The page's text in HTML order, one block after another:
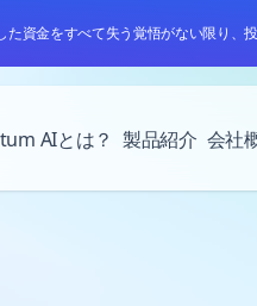
た資金をすべて失う覚悟がない限り、
AIとは？ 製品紹介 会社